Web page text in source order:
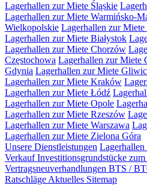
Lagerhallen zur Miete Śląskie
Lagerhallen zur Miete Warmińsko-
Wielkopolskie Lagerhallen zur
Lagerhallen zur Miete Białystok
Lagerhallen zur Miete Chorzów
Częstochowa Lagerhallen zur Miete
Gdynia Lagerhallen zur Miete
Lagerhallen zur Miete Kraków
Lagerhallen zur Miete Łódź
Lagerhallen zur Miete Opole
Lagerhallen zur Miete Rzeszów
Lagerhallen zur Miete Warszawa
Lagerhallen zur Miete Zielona Góra
Unsere Dienstleistungen
VerkaufInvestitionsgrundstücke
Vertragsneuverhandlungen BTS /
Ratschläge Aktuelles Sitemap